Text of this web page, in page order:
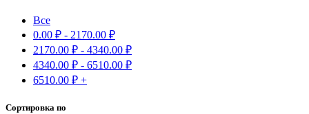
Все
0.00 ₽ - 2170.00 ₽
2170.00 ₽ - 4340.00 ₽
4340.00 ₽ - 6510.00 ₽
6510.00 ₽ +
Сортировка по